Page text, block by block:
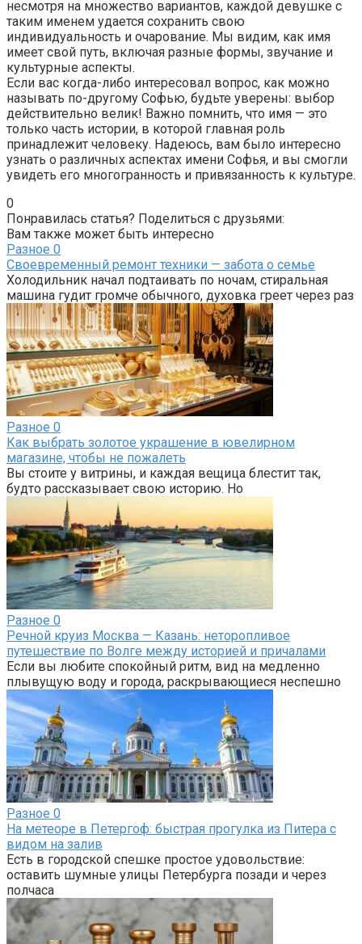
несмотря на множество вариантов, каждой девушке с
таким именем удается сохранить свою
индивидуальность и очарование. Мы видим, как имя
имеет свой путь, включая разные формы, звучание и
культурные аспекты.
Если вас когда-либо интересовал вопрос, как можно
называть по-другому Софью, будьте уверены: выбор
действительно велик! Важно помнить, что имя — это
только часть истории, в которой главная роль
принадлежит человеку. Надеюсь, вам было интересно
узнать о различных аспектах имени Софья, и вы смогли
увидеть его многогранность и привязанность к культуре.
0
Понравилась статья? Поделиться с друзьями:
Вам также может быть интересно
Разное 0
Своевременный ремонт техники — забота о семье
Холодильник начал подтаивать по ночам, стиральная
машина гудит громче обычного, духовка греет через раз
Разное 0
Как выбрать золотое украшение в ювелирном
магазине, чтобы не пожалеть
Вы стоите у витрины, и каждая вещица блестит так,
будто рассказывает свою историю. Но
Разное 0
Речной круиз Москва — Казань: неторопливое
путешествие по Волге между историей и причалами
Если вы любите спокойный ритм, вид на медленно
плывущую воду и города, раскрывающиеся неспешно
Разное 0
На метеоре в Петергоф: быстрая прогулка из Питера с
видом на залив
Есть в городской спешке простое удовольствие:
оставить шумные улицы Петербурга позади и через
полчаса